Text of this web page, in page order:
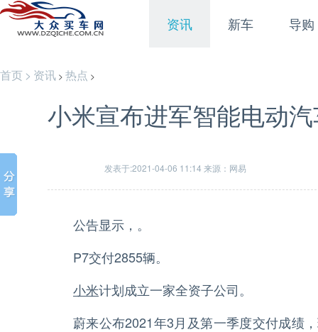
资讯 新车 导购
首页 > 资讯 > 热点 >
小米宣布进军智能电动
发表于:2021-04-06 11:14 来源：网易
公告显示，。
P7交付2855辆。
小米计划成立一家全资子公司。
蔚来公布2021年3月及第一季度交付成绩